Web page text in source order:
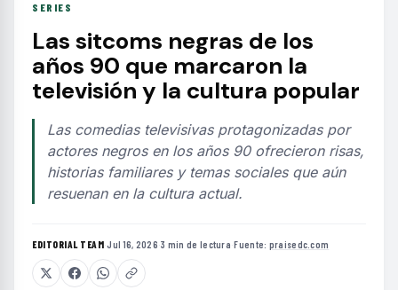
SERIES
Las sitcoms negras de los
años 90 que marcaron la
televisión y la cultura popular
Las comedias televisivas protagonizadas por
actores negros en los años 90 ofrecieron risas,
historias familiares y temas sociales que aún
resuenan en la cultura actual.
EDITORIAL TEAM·Jul 16, 2026·3 min de lectura·Fuente: praisedc.com